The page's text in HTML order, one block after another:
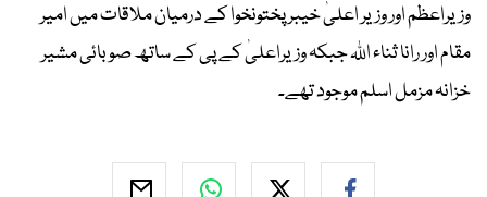
وزیراعظم اور وزیر اعلیٰ خیبر پختونخوا کے درمیان ملاقات میں امیر
مقام اور رانا ثناء اللہ جبکہ وزیراعلیٰ کے پی کے ساتھ صوبائی مشیر
خزانہ مزمل اسلم موجود تھے۔